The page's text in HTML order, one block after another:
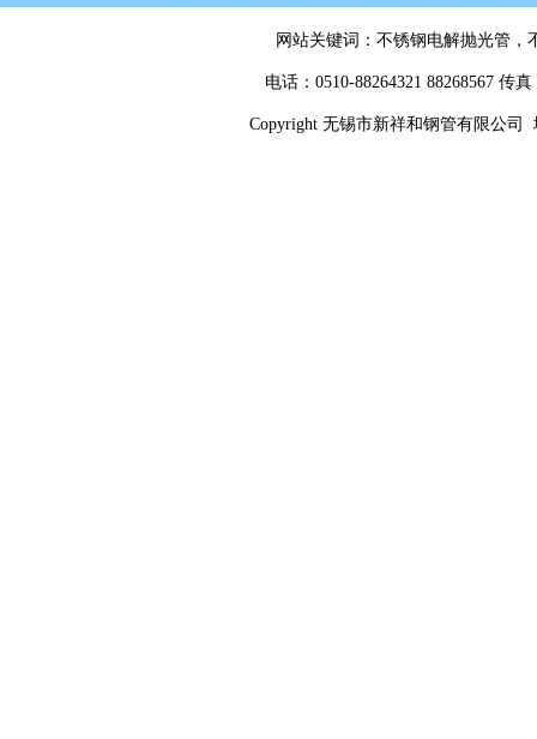
网站关键词： 不锈钢电解抛光管 ，
电话：0510-88264321 88268567 传
Copyright 无锡市新祥和钢管有限公